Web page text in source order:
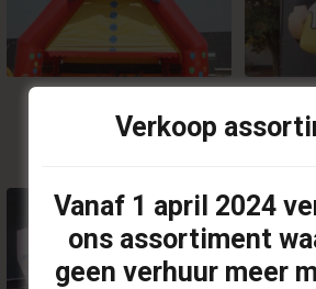
Attractiekussens(61)
Verkoop
Vanaf 1 april 2024
ons assortiment
geen verhuur meer